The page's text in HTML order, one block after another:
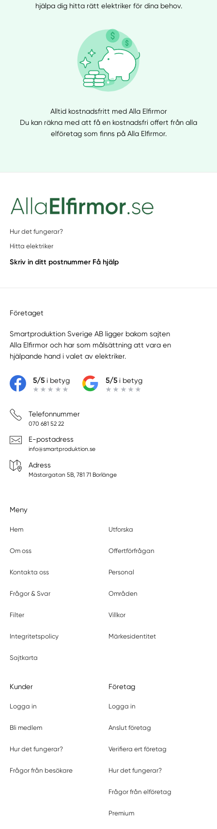
hjälpa dig hitta rätt elektriker för dina behov.
Alltid kostnadsfritt med Alla Elfirmor
Du kan räkna med att få en kostnadsfri offert från alla
elföretag som finns på Alla Elfirmor.
Hur det fungerar?
Hitta elektriker
Skriv in ditt postnummer Få hjälp
Företaget
Smartproduktion Sverige AB ligger bakom sajten
Alla Elfirmor och har som målsättning att vara en
hjälpande hand i valet av elektriker.
5/5i betyg 5/5i betyg
Telefonnummer
070 681 52 22
E-postadress
info@smartproduktion.se
Adress
Mästargatan 5B, 781 71 Borlänge
Meny
Hem Utforska
Om oss Offertförfrågan
Kontakta oss Personal
Frågor & Svar Områden
Filter Villkor
Integritetspolicy Märkesidentitet
Sajtkarta
Kunder
Logga in
Bli medlem
Hur det fungerar?
Frågor från besökare
Företag
Logga in
Anslut företag
Verifiera ert företag
Hur det fungerar?
Frågor från elföretag
Premium